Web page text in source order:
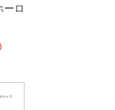
ーロ